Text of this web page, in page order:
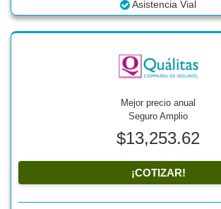
Asistencia Vial
Mejor precio anual
Seguro Amplio
$13,253.62
¡COTIZAR!